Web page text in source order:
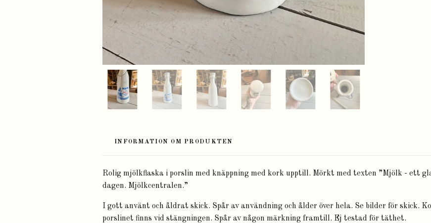
INFORMATION OM PRODUKTEN
Rolig mjölkflaska i porslin med knäppning med kork upptill. Mörkt med texten ”Mjölk - ett
dagen. Mjölkcentralen.”
I gott använt och åldrat skick. Spår av användning och ålder över hela. Se bilder för skick.
porslinet finns vid stängningen. Spår av någon märkning framtill. Ej testad för täthet.